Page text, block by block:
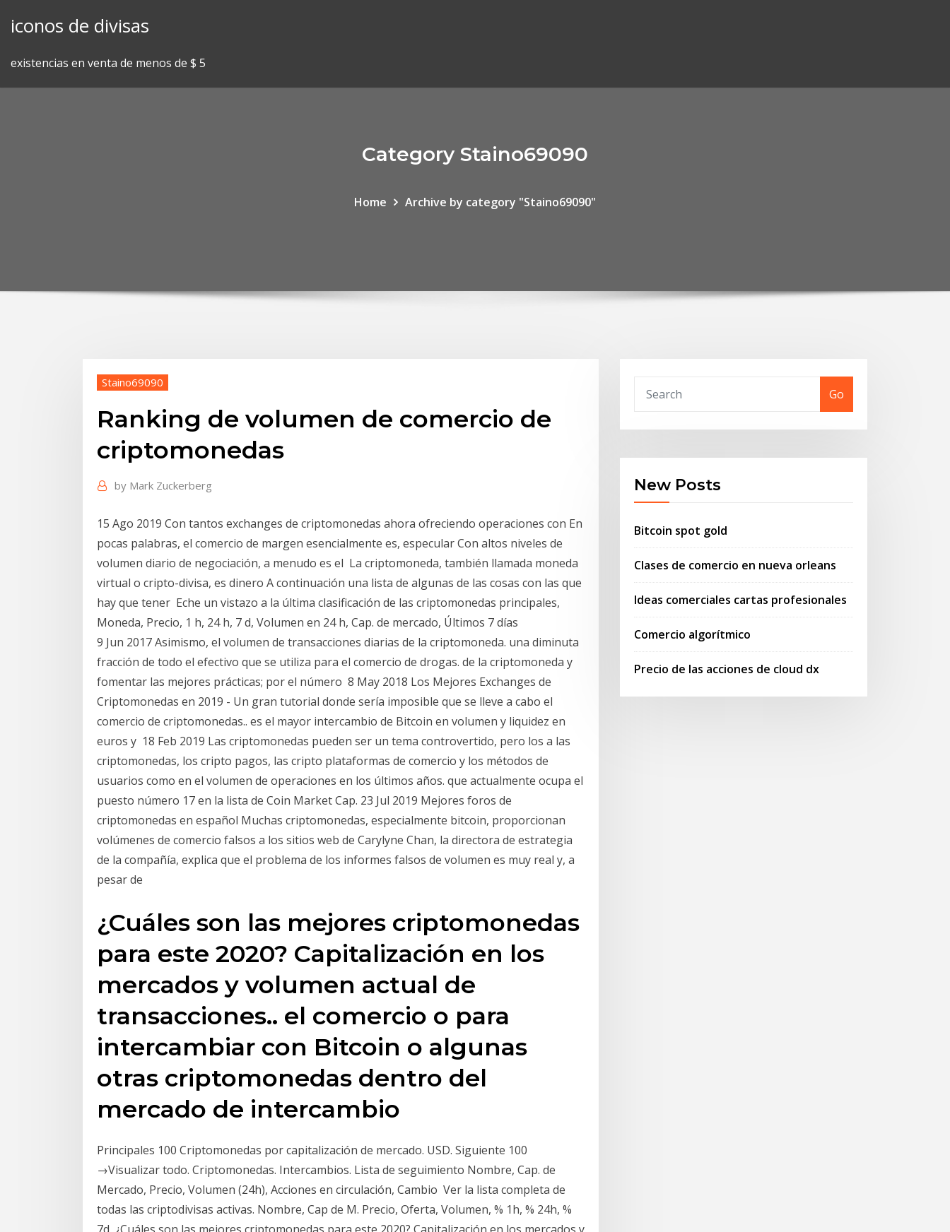
iconos de divisas
existencias en venta de menos de $ 5
Category Staino69090
Home Archive by category "Staino69090"
Staino69090
Ranking de volumen de comercio de
criptomonedas
by Mark Zuckerberg
15 Ago 2019 Con tantos exchanges de criptomonedas ahora ofreciendo operaciones con En
pocas palabras, el comercio de margen esencialmente es, especular Con altos niveles de
volumen diario de negociación, a menudo es el La criptomoneda, también llamada moneda
virtual o cripto-divisa, es dinero A continuación una lista de algunas de las cosas con las que
hay que tener Eche un vistazo a la última clasificación de las criptomonedas principales,
Moneda, Precio, 1 h, 24 h, 7 d, Volumen en 24 h, Cap. de mercado, Últimos 7 días
9 Jun 2017 Asimismo, el volumen de transacciones diarias de la criptomoneda. una diminuta
fracción de todo el efectivo que se utiliza para el comercio de drogas. de la criptomoneda y
fomentar las mejores prácticas; por el número 8 May 2018 Los Mejores Exchanges de
Criptomonedas en 2019 - Un gran tutorial donde sería imposible que se lleve a cabo el
comercio de criptomonedas.. es el mayor intercambio de Bitcoin en volumen y liquidez en
euros y 18 Feb 2019 Las criptomonedas pueden ser un tema controvertido, pero los a las
criptomonedas, los cripto pagos, las cripto plataformas de comercio y los métodos de
usuarios como en el volumen de operaciones en los últimos años. que actualmente ocupa el
puesto número 17 en la lista de Coin Market Cap. 23 Jul 2019 Mejores foros de
criptomonedas en español Muchas criptomonedas, especialmente bitcoin, proporcionan
volúmenes de comercio falsos a los sitios web de Carylyne Chan, la directora de estrategia
de la compañía, explica que el problema de los informes falsos de volumen es muy real y, a
pesar de
¿Cuáles son las mejores criptomonedas
para este 2020? Capitalización en los
mercados y volumen actual de
transacciones.. el comercio o para
intercambiar con Bitcoin o algunas
otras criptomonedas dentro del
mercado de intercambio
Principales 100 Criptomonedas por capitalización de mercado. USD. Siguiente 100
→Visualizar todo. Criptomonedas. Intercambios. Lista de seguimiento Nombre, Cap. de
Mercado, Precio, Volumen (24h), Acciones en circulación, Cambio Ver la lista completa de
todas las criptodivisas activas. Nombre, Cap de M. Precio, Oferta, Volumen, % 1h, % 24h, %
Go
New Posts
Bitcoin spot gold
Clases de comercio en nueva orleans
Ideas comerciales cartas profesionales
Comercio algorítmico
Precio de las acciones de cloud dx